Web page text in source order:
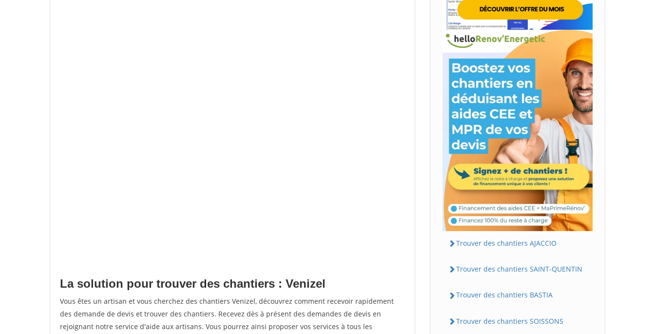
La solution pour trouver des chantiers : Venizel
Vous êtes un artisan et vous cherchez des chantiers Venizel, découvrez comment recevoir rapidement
des demande de devis et trouver des chantiers. Recevez dès à présent des demandes de devis en
rejoignant notre service d'aide aux artisans. Vous pourrez ainsi proposer vos services à tous les
Trouver des chantiers AJACCIO
Trouver des chantiers SAINT-QUENTIN
Trouver des chantiers BASTIA
Trouver des chantiers SOISSONS